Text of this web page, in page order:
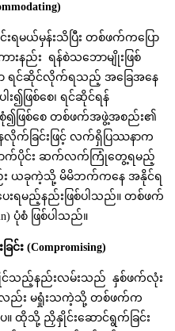
ရမယ်မှန်းသိပြီး တစ်ဖက်ကပြော
ားနည်း ရန်စဲသဘောမျိုးဖြစ်
ရင်ဆိုင်လိုက်ရသည့် အခြေအနေ
၍ဖြစ်စေ၊ ရင်ဆိုင်ရန်
၍ဖြစ်စေ တစ်ဖက်အဖွဲ့အစည်း၏
ခြင်းဖြင့် လက်ရှိပြဿနာက
ောက်ပိုင်း ဆက်လက်ကြုံတွေ့ရမည့်
း ယခုကဲ့သို့ မိမိဘက်ကနေ အနိုင်ရ
ရမည့်နည်းဖြစ်ပါသည်။ တစ်ဖက်
ပုံစံ ဖြစ်ပါသည်။
င်း (Compromising)
င်သည့်နည်းလမ်းသည် နှစ်ဖက်လုံး
လည်း မရှုံးသကဲ့သို့ တစ်ဖက်က
ထိုသို့ ညှိနှိုင်းဆောင်ရွက်ခြင်း